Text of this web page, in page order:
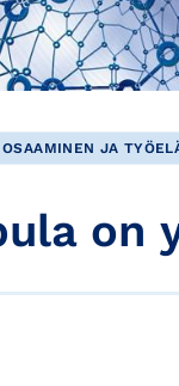
OSAAMINEN JA
on